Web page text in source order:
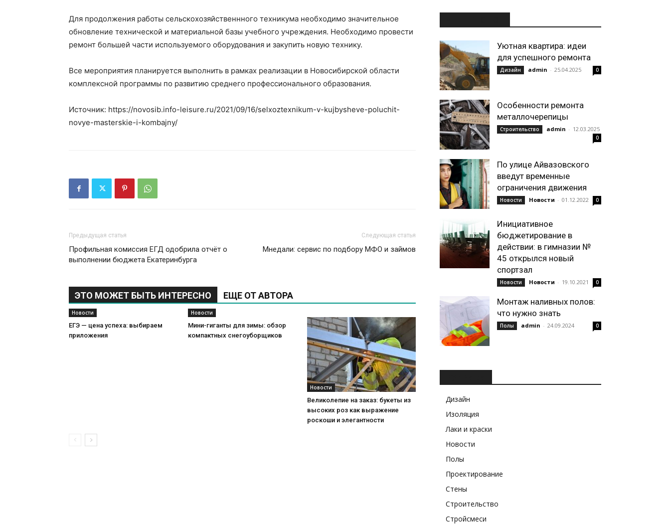
Для продолжения работы сельскохозяйственнного техникума необходимо значительное
обновление технической и материальной базы учебного учреждения. Необходимо провести
ремонт большей части используемого оборудования и закупить новую технику.
Все мероприятия планируется выполнить в рамках реализации в Новосибирской области
комплексной программы по развитию среднего профессионального образования.
Источник: https://novosib.info-leisure.ru/2021/09/16/selxoztexnikum-v-kujbysheve-poluchit-
novye-masterskie-i-kombajny/
Предыдущая статья
Профильная комиссия ЕГД одобрила отчёт о
выполнении бюджета Екатеринбурга
Следующая статья
Мнедали: сервис по подбору МФО и займов
ЭТО МОЖЕТ БЫТЬ ИНТЕРЕСНО ЕЩЕ ОТ АВТОРА
Новости
ЕГЭ — цена успеха: выбираем
приложения
Новости
Мини-гиганты для зимы: обзор
компактных снегоуборщиков
Новости
Великолепие на заказ: букеты из
высоких роз как выражение
роскоши и элегантности
Уютная квартира: идеи
для успешного ремонта
Дизайн admin - 25.04.2025 0
Особенности ремонта
металлочерепицы
Строительство admin - 12.03.2025
0
По улице Айвазовского
введут временные
ограничения движения
Новости Новости - 01.12.2022 0
Инициативное
бюджетирование в
действии: в гимназии №
45 открылся новый
спортзал
Новости Новости - 19.10.2021 0
Монтаж наливных полов:
что нужно знать
Полы admin - 24.09.2024 0
Дизайн
Изоляция
Лаки и краски
Новости
Полы
Проектирование
Стены
Строительство
Стройсмеси